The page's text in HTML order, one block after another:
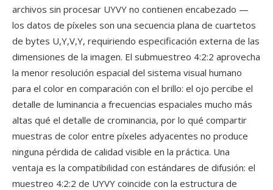
archivos sin procesar UYVY no contienen encabezado —
los datos de píxeles son una secuencia plana de cuartetos
de bytes U,Y,V,Y, requiriendo especificación externa de las
dimensiones de la imagen. El submuestreo 4:2:2 aprovecha
la menor resolución espacial del sistema visual humano
para el color en comparación con el brillo: el ojo percibe el
detalle de luminancia a frecuencias espaciales mucho más
altas qué el detalle de crominancia, por lo qué compartir
muestras de color entre píxeles adyacentes no produce
ninguna pérdida de calidad visible en la práctica. Una
ventaja es la compatibilidad con estándares de difusión: el
muestreo 4:2:2 de UYVY coincide con la estructura de